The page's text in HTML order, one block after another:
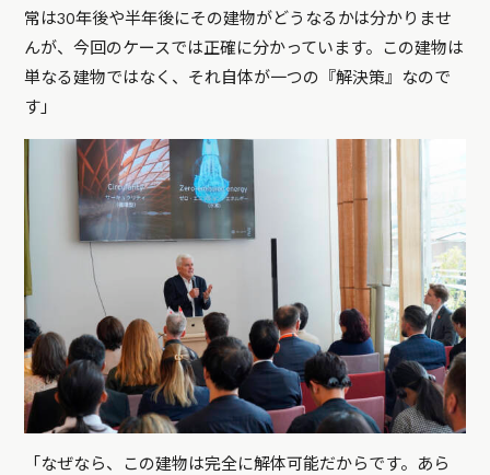
常は30年後や半年後にその建物がどうなるかは分かりませ
んが、今回のケースでは正確に分かっています。この建物は
単なる建物ではなく、それ自体が一つの『解決策』なので
す」
「なぜなら、この建物は完全に解体可能だからです。あら